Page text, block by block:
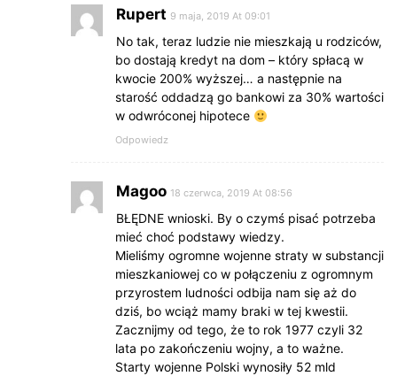
Rupert 9 maja, 2019 At 09:01
No tak, teraz ludzie nie mieszkają u rodziców,
bo dostają kredyt na dom – który spłacą w
kwocie 200% wyższej… a następnie na
starość oddadzą go bankowi za 30% wartości
w odwróconej hipotece
Odpowiedz
Magoo 18 czerwca, 2019 At 08:56
BŁĘDNE wnioski. By o czymś pisać potrzeba
mieć choć podstawy wiedzy.
Mieliśmy ogromne wojenne straty w substancji
mieszkaniowej co w połączeniu z ogromnym
przyrostem ludności odbija nam się aż do
dziś, bo wciąż mamy braki w tej kwestii.
Zacznijmy od tego, że to rok 1977 czyli 32
lata po zakończeniu wojny, a to ważne.
Starty wojenne Polski wynosiły 52 mld